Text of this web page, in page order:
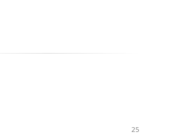
25